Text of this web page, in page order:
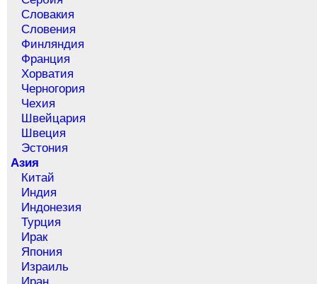
Словакия
Словения
Финляндия
Франция
Хорватия
Черногория
Чехия
Швейцария
Швеция
Эстония
Азия
Китай
Индия
Индонезия
Турция
Ирак
Япония
Израиль